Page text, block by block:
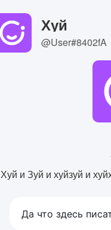
Хуй
@User#8402fA
Хуй и Зуй и хуйзуй и
Да что здесь